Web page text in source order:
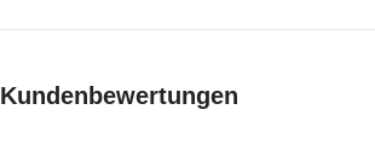
Kundenbewertungen